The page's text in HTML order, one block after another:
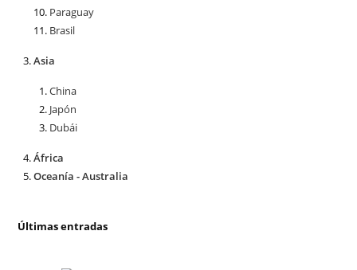
Paraguay
Brasil
Asia
China
Japón
Dubái
África
Oceanía - Australia
Últimas entradas